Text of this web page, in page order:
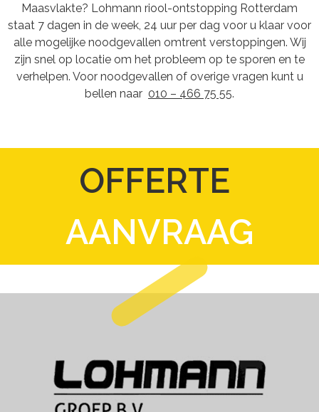
Maasvlakte? Lohmann riool-ontstopping Rotterdam
staat 7 dagen in de week, 24 uur per dag voor u klaar voor
alle mogelijke noodgevallen omtrent verstoppingen. Wij
zijn snel op locatie om het probleem op te sporen en te
verhelpen. Voor noodgevallen of overige vragen kunt u
bellen naar 010 – 466 75 55.
OFFERTE
AANVRAAG